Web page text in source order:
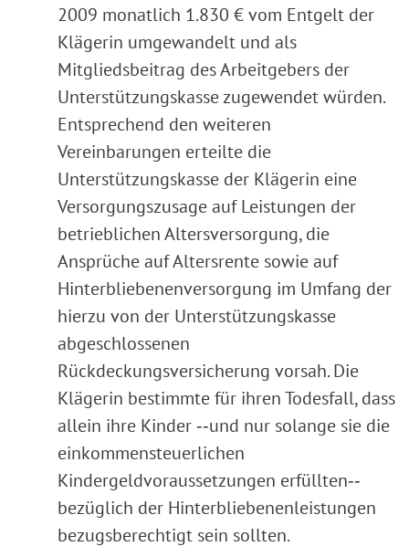
2009 monatlich 1.830 € vom Entgelt der
Klägerin umgewandelt und als
Mitgliedsbeitrag des Arbeitgebers der
Unterstützungskasse zugewendet würden.
Entsprechend den weiteren
Vereinbarungen erteilte die
Unterstützungskasse der Klägerin eine
Versorgungszusage auf Leistungen der
betrieblichen Altersversorgung, die
Ansprüche auf Altersrente sowie auf
Hinterbliebenenversorgung im Umfang der
hierzu von der Unterstützungskasse
abgeschlossenen
Rückdeckungsversicherung vorsah. Die
Klägerin bestimmte für ihren Todesfall, dass
allein ihre Kinder ‑‑und nur solange sie die
einkommensteuerlichen
Kindergeldvoraussetzungen erfüllten‑‑
bezüglich der Hinterbliebenenleistungen
bezugsberechtigt sein sollten.